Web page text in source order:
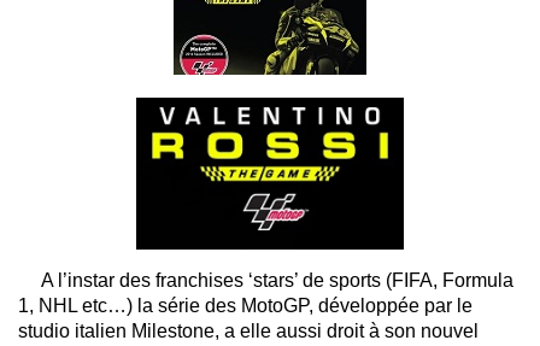
A l’instar des franchises ‘stars’ de sports (FIFA, Formula
1, NHL etc…) la série des MotoGP, développée par le
studio italien Milestone, a elle aussi droit à son nouvel